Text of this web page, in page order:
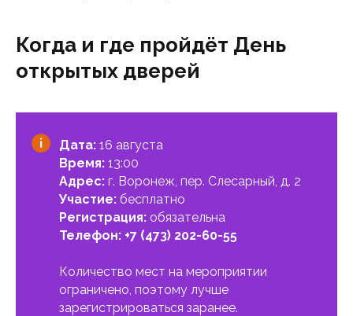
Когда и где пройдёт День
открытых дверей
Дата: 16 августа
Время: 13:00
Адрес: г. Воронеж, пер. Слесарный, д. 2
Участие: бесплатно
Регистрация: обязательна
Телефон: +7 (473) 202-60-55
Количество мест на мероприятии
ограничено, поэтому лучше
зарегистрироваться заранее.